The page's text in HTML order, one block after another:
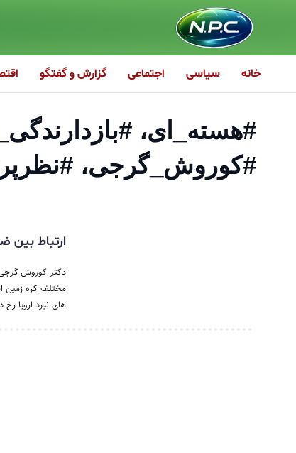
خانه سیاسی اجتماعی گزارش و گفتگو
#هسته_ای،
#کوروش_گرجی،
ارتباط بین
دکتر کوروش گرجی
مختلف کره زمین
های نبرد اروپا رخ